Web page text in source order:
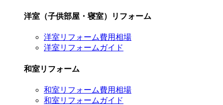
洋室（子供部屋・寝室）リフォーム
洋室リフォーム費用相場
洋室リフォームガイド
和室リフォーム
和室リフォーム費用相場
和室リフォームガイド